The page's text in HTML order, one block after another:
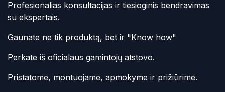
Profesionalias konsultacijas ir tiesioginis bendravimas
su ekspertais.
Gaunate ne tik produktą, bet ir "Know how"
Perkate iš oficialaus gamintojų atstovo.
Pristatome, montuojame, apmokyme ir prižiūrime.